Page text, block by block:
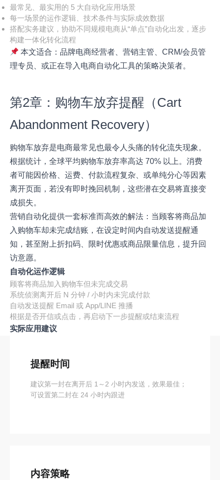
最常见、最实用的 5 大自动化应用场景
每一场景的运作逻辑、技术条件与实际成效数据
搭配实务建议，协助不同规模电商从“单点”自动化出发，逐步
构建一体化转化流程
本文适合：品牌电商经营者、营销主管、CRM/会员管
理专员、或正在导入电商自动化工具的策略决策者。
第2章：购物车放弃提醒（Cart
Abandonment Recovery）
购物车放弃是电商最常见也最令人头痛的转化流失现象。
根据统计，全球平均购物车放弃率高达 70% 以上。消费
者可能因价格、运费、付款流程复杂、或单纯分心等因素
离开页面，若没有即时挽回机制，这些潜在交易将直接变
成损失。
营销自动化提供一套标准而高效的解法：当顾客将商品加
入购物车却未完成结账，在设定时间内自动发送提醒通
知，甚至附上折扣码、限时优惠或商品限量信息，提升回
访意愿。
自动化运作逻辑
顾客将商品加入购物车但未完成交易
系统侦测离开后 N 分钟 / 小时内未完成付款
自动发送提醒 Email 或 App/LINE 推播
根据是否开信或点击，再启动下一步提醒或结束流程
实际应用建议
提醒时间
建议第一封在离开后 1～2 小时内发送，效果最佳；
可设置第二封在 24 小时内跟进
内容策略